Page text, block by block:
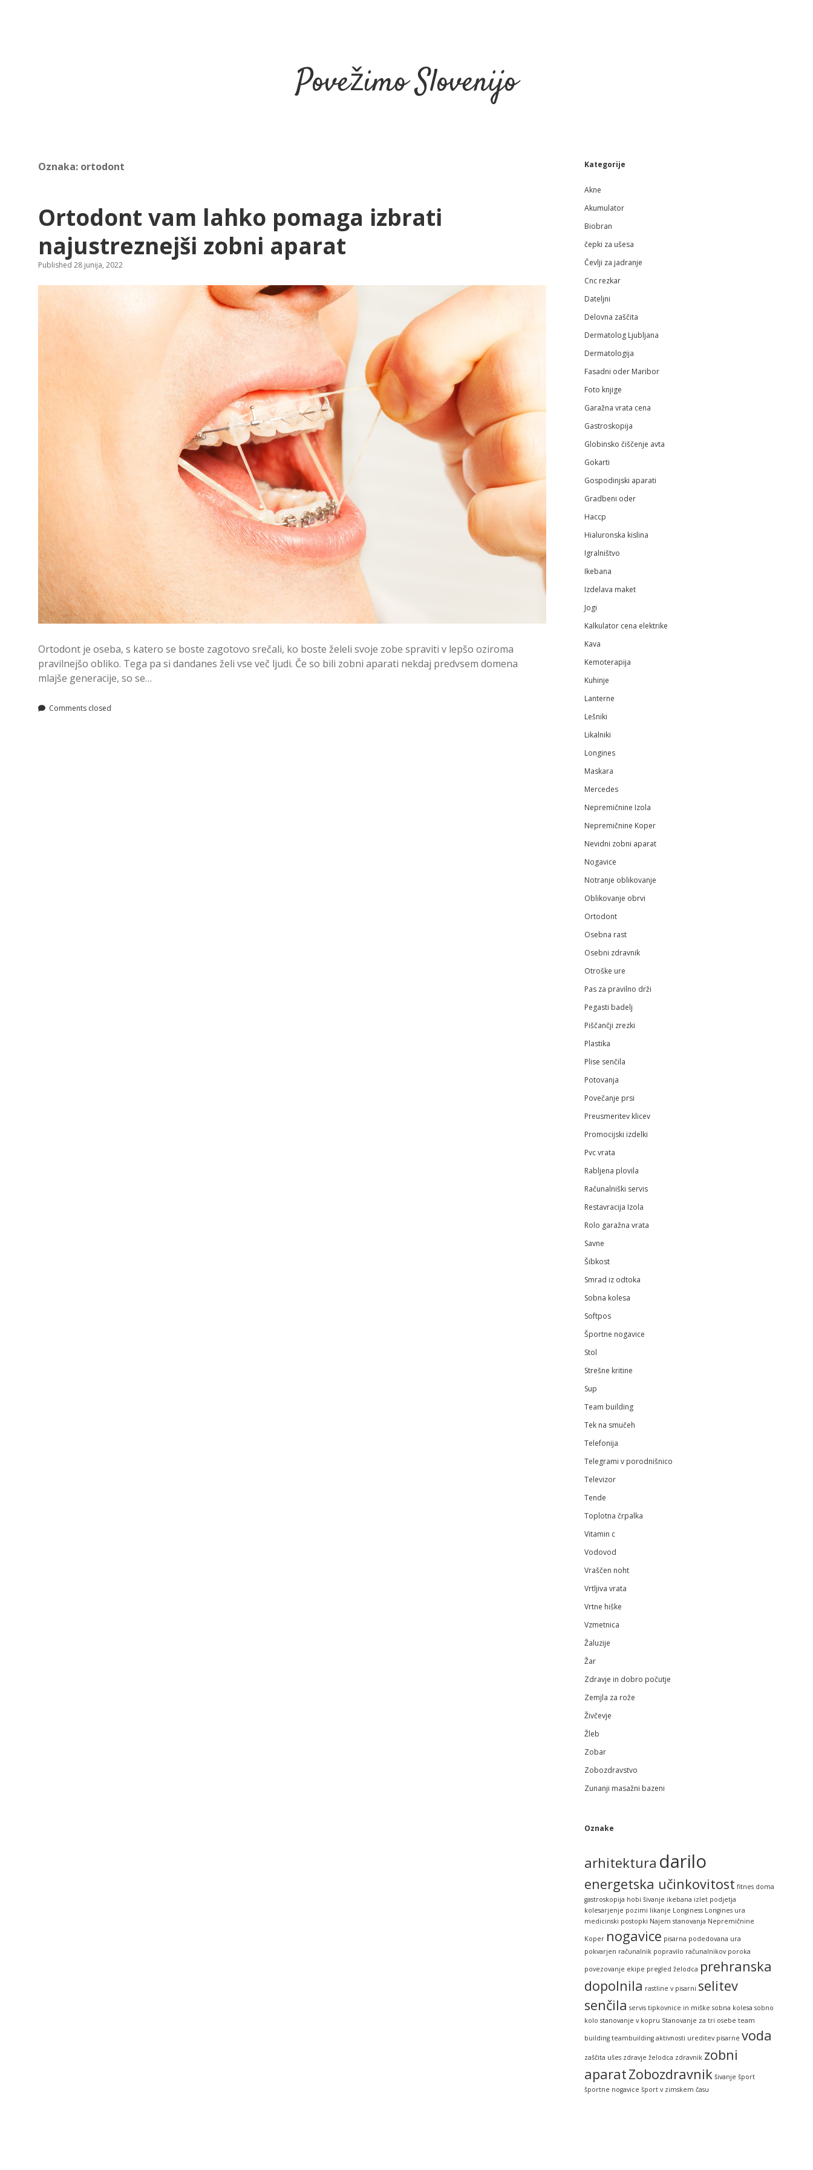
Povežimo Slovenijo
Oznaka: ortodont
Ortodont vam lahko pomaga izbrati
najustreznejši zobni aparat
Published 28 junija, 2022
Ortodont je oseba, s katero se boste zagotovo srečali, ko boste želeli svoje zobe spraviti v lepšo oziroma
pravilnejšo obliko. Tega pa si dandanes želi vse več ljudi. Če so bili zobni aparati nekdaj predvsem domena
mlajše generacije, so se…
Comments closed
Sidebar
Kategorije
Akne
Akumulator
Biobran
čepki za ušesa
Čevlji za jadranje
Cnc rezkar
Dateljni
Delovna zaščita
Dermatolog Ljubljana
Dermatologija
Fasadni oder Maribor
Foto knjige
Garažna vrata cena
Gastroskopija
Globinsko čiščenje avta
Gokarti
Gospodinjski aparati
Gradbeni oder
Haccp
Hialuronska kislina
Igralništvo
Ikebana
Izdelava maket
Jogi
Kalkulator cena elektrike
Kava
Kemoterapija
Kuhinje
Lanterne
Lešniki
Likalniki
Longines
Maskara
Mercedes
Nepremičnine Izola
Nepremičnine Koper
Nevidni zobni aparat
Nogavice
Notranje oblikovanje
Oblikovanje obrvi
Ortodont
Osebna rast
Osebni zdravnik
Otroške ure
Pas za pravilno drži
Pegasti badelj
Piščančji zrezki
Plastika
Plise senčila
Potovanja
Povečanje prsi
Preusmeritev klicev
Promocijski izdelki
Pvc vrata
Rabljena plovila
Računalniški servis
Restavracija Izola
Rolo garažna vrata
Savne
Šibkost
Smrad iz odtoka
Sobna kolesa
Softpos
Športne nogavice
Stol
Strešne kritine
Sup
Team building
Tek na smučeh
Telefonija
Telegrami v porodnišnico
Televizor
Tende
Toplotna črpalka
Vitamin c
Vodovod
Vraščen noht
Vrtljiva vrata
Vrtne hiške
Vzmetnica
Žaluzije
Žar
Zdravje in dobro počutje
Zemjla za rože
Živčevje
Žleb
Zobar
Zobozdravstvo
Zunanji masažni bazeni
Oznake
arhitektura darilo
energetska učinkovitost fitnes doma
gastroskopija hobi šivanje ikebana izlet podjetja
kolesarjenje pozimi likanje Longiness Longines ura
medicinski postopki Najem stanovanja Nepremičnine
Koper nogavice pisarna podedovana ura
pokvarjen računalnik popravilo računalnikov poroka
povezovanje ekipe pregled želodca prehranska
dopolnila rastline v pisarni selitev
senčila servis tipkovnice in miške sobna kolesa sobno
kolo stanovanje v kopru Stanovanje za tri osebe team
building teambuilding aktivnosti ureditev pisarne voda
zaščita ušes zdravje želodca zdravnik zobni
aparatZobozdravnik šivanje šport
športne nogavice šport v zimskem času